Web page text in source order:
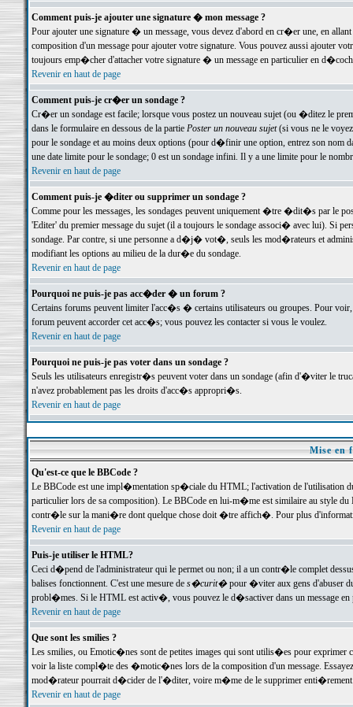
Comment puis-je ajouter une signature � mon message ?
Pour ajouter une signature � un message, vous devez d'abord en cr�er une, en
composition d'un message pour ajouter votre signature. Vous pouvez aussi ajouter
toujours emp�cher d'attacher votre signature � un message en particulier en
Revenir en haut de page
Comment puis-je cr�er un sondage ?
Cr�er un sondage est facile; lorsque vous postez un nouveau sujet (ou �ditez le
dans le formulaire en dessous de la partie Poster un nouveau sujet(si vous ne le voyez
pour le sondage et au moins deux options (pour d�finir une option, entrez son nom
une date limite pour le sondage; 0 est un sondage infini. Il y a une limite pour le
Revenir en haut de page
Comment puis-je �diter ou supprimer un sondage ?
Comme pour les messages, les sondages peuvent uniquement �tre �dit�s par le
'Editer' du premier message du sujet (il a toujours le sondage associ� avec lui). Si
sondage. Par contre, si une personne a d�j� vot�, seuls les mod�rateurs et
modifiant les options au milieu de la dur�e du sondage.
Revenir en haut de page
Pourquoi ne puis-je pas acc�der � un forum ?
Certains forums peuvent limiter l'acc�s � certains utilisateurs ou groupes. Pour
forum peuvent accorder cet acc�s; vous pouvez les contacter si vous le voulez.
Revenir en haut de page
Pourquoi ne puis-je pas voter dans un sondage ?
Seuls les utilisateurs enregistr�s peuvent voter dans un sondage (afin d'�viter le
n'avez probablement pas les droits d'acc�s appropri�s.
Revenir en haut de page
Mise en
Qu'est-ce que le BBCode ?
Le BBCode est une impl�mentation sp�ciale du HTML; l'activation de l'utilisation
particulier lors de sa composition). Le BBCode en lui-m�me est similaire au style
contr�le sur la mani�re dont quelque chose doit �tre affich�. Pour plus
Revenir en haut de page
Puis-je utiliser le HTML?
Ceci d�pend de l'administrateur qui le permet ou non; il a un contr�le complet
balises fonctionnent. C'est une mesure de s�curit�pour �viter aux gens d'abuser
probl�mes. Si le HTML est activ�, vous pouvez le d�sactiver dans un message en
Revenir en haut de page
Que sont les smilies ?
Les smilies, ou Emotic�nes sont de petites images qui sont utilis�es pour exprimer
voir la liste compl�te des �motic�nes lors de la composition d'un message.
mod�rateur pourrait d�cider de l'�diter, voire m�me de le supprimer
Revenir en haut de page